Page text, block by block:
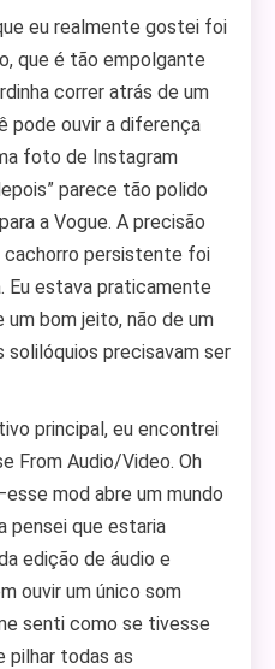
eu realmente gostei foi
que é tão empolgante
correr atrás de um
pode ouvir a diferença
foto de Instagram
parece tão polido
a Vogue. A precisão
persistente foi
Eu estava praticamente
bom jeito, não de um
solilóquios precisavam ser
principal, eu encontrei
From Audio/Video. Oh
mod abre um mundo
pensei que estaria
edição de áudio e
ouvir um único som
senti como se tivesse
pilhar todas as